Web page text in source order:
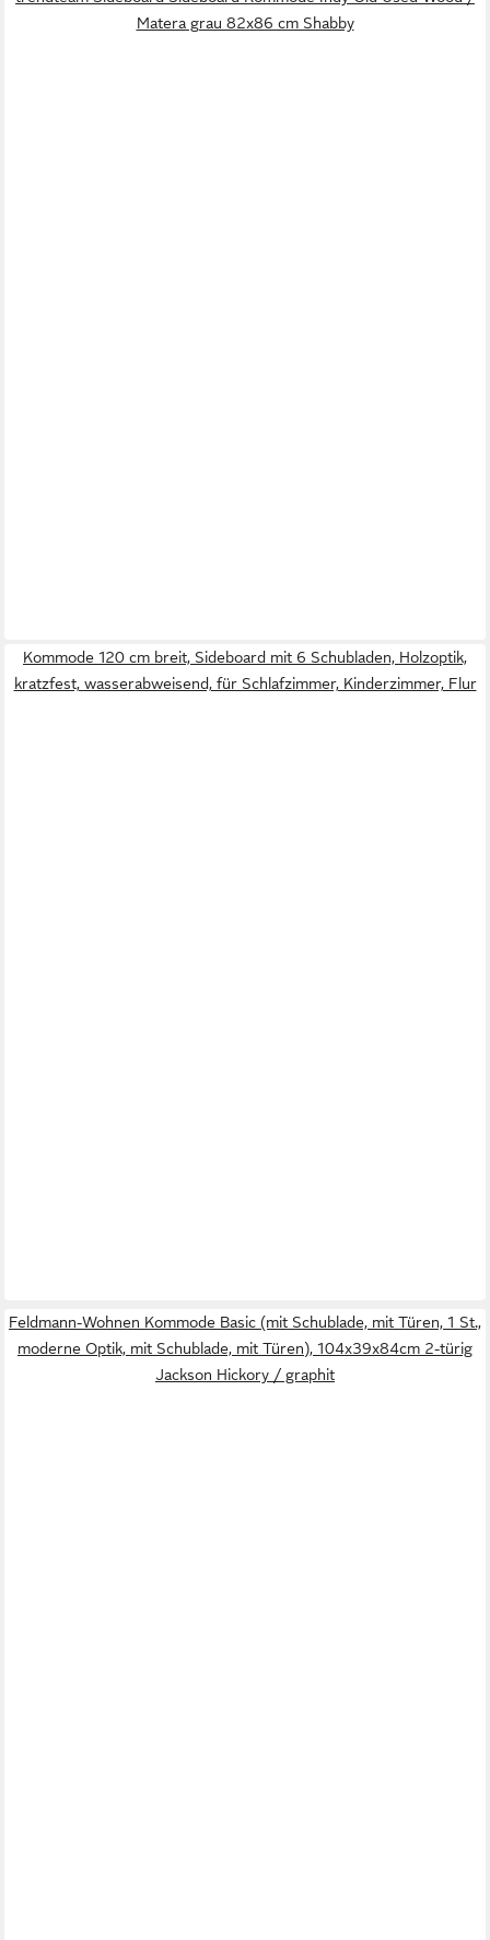
Matera grau 82x86 cm Shabby
Kommode 120 cm breit, Sideboard mit 6 Schubladen, Holzoptik,
kratzfest, wasserabweisend, für Schlafzimmer, Kinderzimmer, Flur
Feldmann-Wohnen Kommode Basic (mit Schublade, mit Türen, 1 St.,
moderne Optik, mit Schublade, mit Türen), 104x39x84cm 2-türig
Jackson Hickory / graphit